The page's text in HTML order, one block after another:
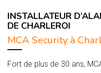
INSTALLATEUR
DE CHARLEROI
MCA Security à
Fort de plus de 30 ans,